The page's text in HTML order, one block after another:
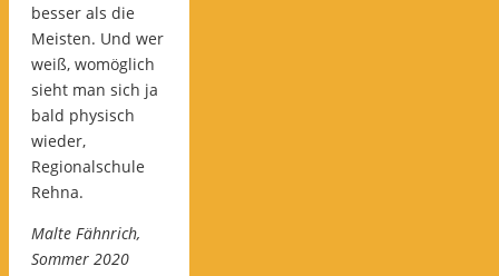
besser als die
Meisten. Und wer
weiß, womöglich
sieht man sich ja
bald physisch
wieder,
Regionalschule
Rehna.
Malte Fähnrich,
Sommer 2020